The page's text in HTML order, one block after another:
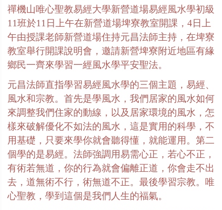
禪機山唯心聖教易經大學新營道場易經風水學初級
11班於11 日上午在新營道場埤寮教室開課， 4日上
午由授課老師新營道場住持元昌法師主持，在埤寮
教室舉行開課說明會，邀請新營埤寮附近地區有緣
鄉民一齊來學習一經風水學平安聖法。
元昌法師直指學習易經風水學的三個主題，易經、
風水和宗教。首先是學風水，我們居家的風水如何
來調整我們住家的動線，以及居家環境的風水，怎
樣來破解優化不如法的風水，這是實用的科學，不
用基礎，只要來學你就會聽得懂，就能運用。第二
個學的是易經。法師強調用易需心正，若心不正，
有術若無道，你的行為就會偏離正道，你會走不出
去，道無術不行，術無道不正。最後學習宗教。唯
心聖教，學到這個是我們人生的福氣。